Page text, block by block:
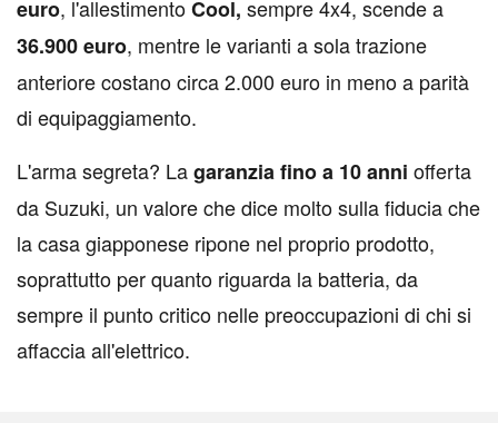
euro, l'allestimentoCool, sempre 4x4, scende a
36.900 euro, mentre le varianti a sola trazione
anteriore costano circa 2.000 euro in meno a parità
di equipaggiamento.
L'arma segreta? Lagaranzia fino a 10 anni offerta
da Suzuki, un valore che dice molto sulla fiducia che
la casa giapponese ripone nel proprio prodotto,
soprattutto per quanto riguarda la batteria, da
sempre il punto critico nelle preoccupazioni di chi si
affaccia all'elettrico.